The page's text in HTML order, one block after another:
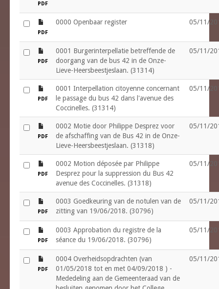
PDF
PDF
0000 Openbaar register 05/11/
PDF
0001 Burgerinterpellatie betreffende de
doorgang van de bus 42 in de Onze-
Lieve-Heersbeestjeslaan. (31314)
05/11/
PDF
0001 Interpellation citoyenne concernant
le passage du bus 42 dans l'avenue des
Coccinelles. (31314)
05/11/
PDF
0002 Motie door Philippe Desprez voor
de afschaffing van de Bus 42 in de Onze-
Lieve-Heersbeestjeslaan. (31318)
05/11/
PDF
0002 Motion déposée par Philippe
Desprez pour la suppression du Bus 42
avenue des Coccinelles. (31318)
05/11/
PDF
0003 Goedkeuring van de notulen van de
zitting van 19/06/2018. (30796)
05/11/
PDF
0003 Approbation du registre de la
séance du 19/06/2018. (30796)
05/11/
PDF
0004 Overheidsopdrachten (van
01/05/2018 tot en met 04/09/2018 ) -
Mededeling aan de Gemeenteraad van de
05/11/